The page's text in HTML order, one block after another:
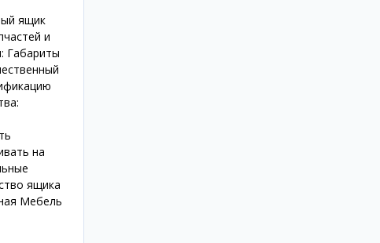
ящик
и
Габариты
на
ящика
Мебель